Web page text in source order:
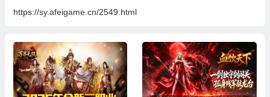
https://sy.afeigame.cn/2549.html